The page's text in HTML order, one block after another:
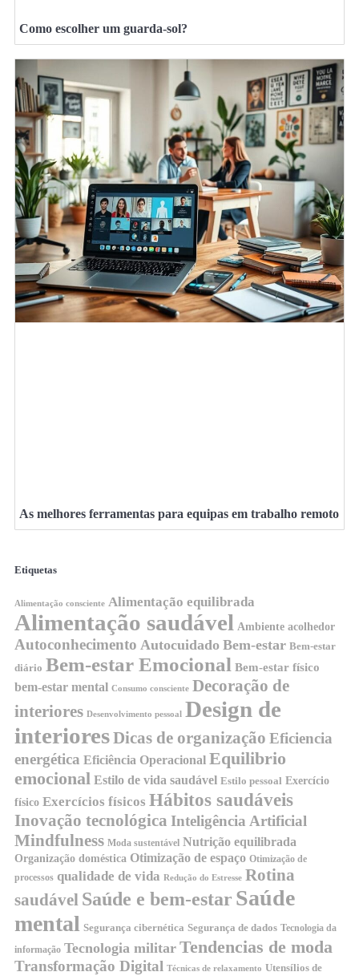
Como escolher um guarda-sol?
As melhores ferramentas para equipas em trabalho remoto
Etiquetas
Alimentação consciente Alimentação equilibrada
Alimentação saudável Ambiente acolhedor
Autoconhecimento Autocuidado Bem-estar Bem-estar
diário Bem-estar Emocional Bem-estar físico
bem-estar mental Consumo consciente Decoração de
interiores Desenvolvimento pessoal
Design de
interioresDicas de organização Eficiencia
energética Eficiência Operacional Equilibrio
emocional Estilo de vida saudável Estilo pessoal Exercício
físico Exercícios físicos Hábitos saudáveis
Inovação tecnológica Inteligência Artificial
Mindfulness Moda sustentável Nutrição equilibrada
Organização doméstica Otimização de espaço Otimização de
processos qualidade de vida Redução do Estresse Rotina
saudável Saúde e bem-estar Saúde
mental Segurança cibernética Segurança de dados Tecnologia da
informação Tecnologia militar Tendencias de moda
Transformação Digital Técnicas de relaxamento Utensílios de